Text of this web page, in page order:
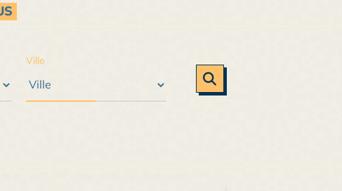
Ville